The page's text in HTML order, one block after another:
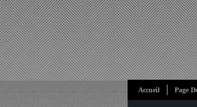
Accueil Page